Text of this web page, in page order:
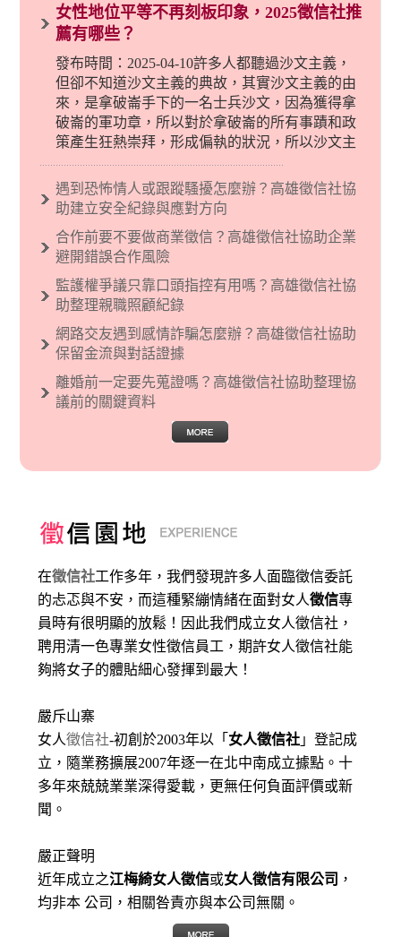
女性地位平等不再刻板印象，2025徵信社推
薦有哪些？
發布時間：2025-04-10許多人都聽過沙文主義，
但卻不知道沙文主義的典故，其實沙文主義的由
來，是拿破崙手下的一名士兵沙文，因為獲得拿
破崙的軍功章，所以對於拿破崙的所有事蹟和政
策產生狂熱崇拜，形成偏執的狀況，所以沙文主
義後來就被拿來暗指偏見和歧視，而且有沙文主
義傾向的人，通常對於自己的國家和民族有超強
烈的卓越感，因而瞧不起其他國家的人，所以沙
現了男性沙文…
遇到恐怖情人或跟蹤騷擾怎麼辦？高雄徵信社協
助建立安全紀錄與應對方向
合作前要不要做商業徵信？高雄徵信社協助企業
避開錯誤合作風險
監護權爭議只靠口頭指控有用嗎？高雄徵信社協
助整理親職照顧紀錄
網路交友遇到感情詐騙怎麼辦？高雄徵信社協助
保留金流與對話證據
離婚前一定要先蒐證嗎？高雄徵信社協助整理協
議前的關鍵資料
在徵信社工作多年，我們發現許多人面臨徵信委託
的忐忑與不安，而這種緊繃情緒在面對女人徵信專
員時有很明顯的放鬆！因此我們成立女人徵信社，
聘用清一色專業女性徵信員工，期許女人徵信社能
夠將女子的體貼細心發揮到最大 ！
嚴斥山寨
女人徵信社-初創於2003年以「 女人徵信社 」登記成
立，隨業務擴展2007年逐一在北中南成立據點。十
多年來兢兢業業深得愛載，更無任何負面評價或新
聞。
嚴正聲明
近年成立之江梅綺女人徵信或女人徵信有限公司 ，
均非本 公司，相關咎責亦與本公司無關。